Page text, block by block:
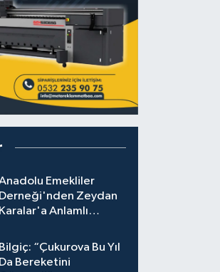
Emekliler
Derneği'nden Zeydan
Karalar'a Anlamlı
Bilgiç: “Çukurova Bu Yıl
Da Bereketini